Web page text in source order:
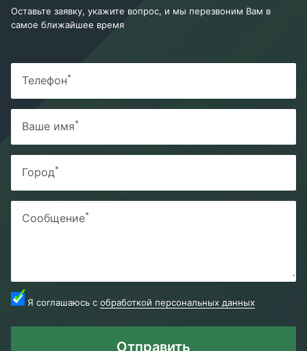
Оставьте заявку, укажите вопрос, и мы перезвоним Вам в
самое ближайшее время
Телефон*
Ваше имя*
Город*
Сообщение*
Я соглашаюсь с обработкой персональных данных
Отправить